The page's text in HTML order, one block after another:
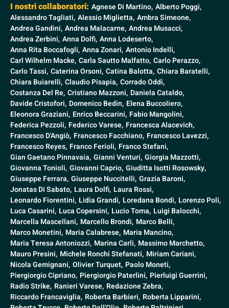
I nostri collaboratori: Agnese Di Martino, Alberto Poggi,
Alessandro Tagliati, Alessio Miglietta, Ambra Simeone,
Andrea Gandini, Andrea Malacarne, Andrea Musacci,
Andrea Zerbini, Anna Dolfi, Anna Lodeserto,
Anna Rita Boccafogli, Anna Zonari, Antonio Indelli,
Carl Wilhelm Macke, Carla Sautto Malfatto, Carlo Perazzo,
Carlo Tassi, Caterina Orsoni, Catina Balotta, Chiara Baratelli,
Chiara Buiarelli, Claudio Pisapia, Corrado Oddi,
Costanza Del Re, Cristiano Mazzoni, Daniela Cataldo,
Davide Cristofori, Domenico Bedin, Elena Buccoliero,
Eleonora Graziani, Enrico Beccarini, Fabio Mangolini,
Federica Pezzoli, Federico Varese, Francesca Alacevich,
Francesco D'Angiò, Francesco Facchiano, Francesco Lavezzi,
Francesco Reyes, Franco Ferioli, Franco Stefani,
Gian Gaetano Pinnavaia, Gianni Venturi, Giorgia Mazzotti,
Giovanna Tonioli, Giovanni Caprio, Giuditta Isotti Rosowsky,
Giuseppe Ferrara, Giuseppe Nuccitelli, Grazia Baroni,
Jonatas Di Sabato, Laura Dolfi, Laura Rossi,
Leonardo Fiorentini, Lidia Grandi, Loredana Bondi, Lorenzo Poli,
Luca Casarini, Luca Copersini, Lucio Toma, Luigi Balocchi,
Marcella Mascellani, Marcello Brondi, Marco Belli,
Marco Monetini, Maria Calabrese, Maria Mancino,
Maria Teresa Antoniozzi, Marina Carli, Massimo Marchetto,
Mauro Presini, Michele Ronchi Stefanati, Miriam Cariani,
Nicola Gemignani, Olivier Turquet, Paolo Moneti,
Piergiorgio Cipriano, Piergiorgio Paterlini, Pierluigi Guerrini,
Radio Strike, Ranieri Varese, Redazione Zebra,
Riccardo Francaviglia, Roberta Barbieri, Roberta Lipparini,